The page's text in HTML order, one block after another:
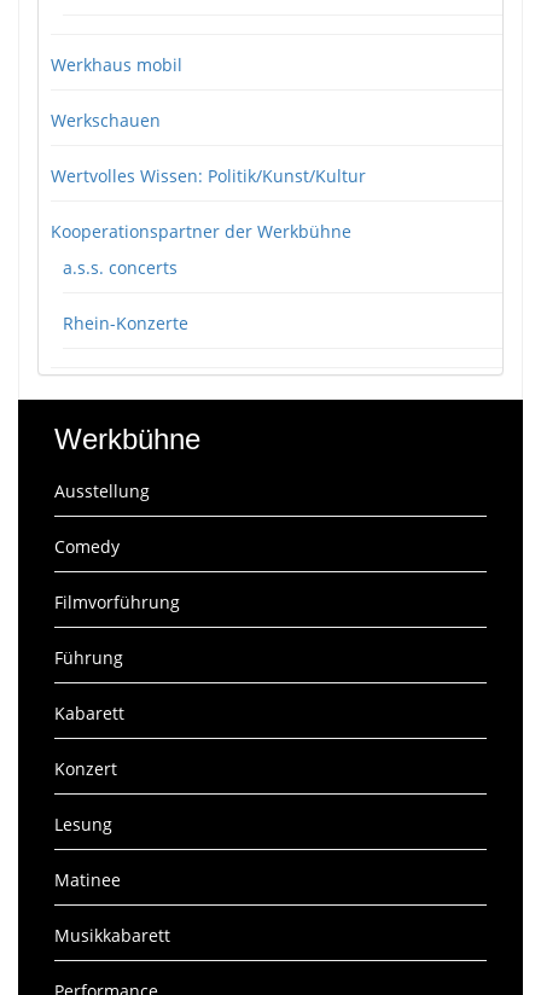
Werkhaus mobil
Werkschauen
Wertvolles Wissen: Politik/Kunst/Kultur
Kooperationspartner der Werkbühne
a.s.s. concerts
Rhein-Konzerte
Werkbühne
Ausstellung
Comedy
Filmvorführung
Führung
Kabarett
Konzert
Lesung
Matinee
Musikkabarett
Performance